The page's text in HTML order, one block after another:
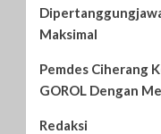
Maksimal
Pemdes Ciherang
GOROL Dengan
Redaksi